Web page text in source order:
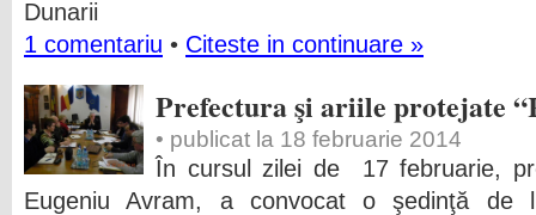
Dunarii
1 comentariu • Citeste in continuare »
Prefectura şi ariile protejate
• publicat la 18 februarie 2014
În cursul zilei de 17 februarie,
Eugeniu Avram, a convocat o şedinţă de